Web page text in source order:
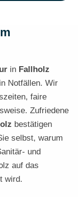
in Fallholz
Notfällen. Wir
faire
Zufriedene
bestätigen
selbst, warum
und
auf das
wird.